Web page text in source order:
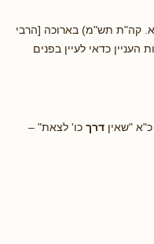
קה"ת תש"מ) בארוכה [הרבי
כדאי לעיין בפנים
"שאין דרך כו' לצאת" –